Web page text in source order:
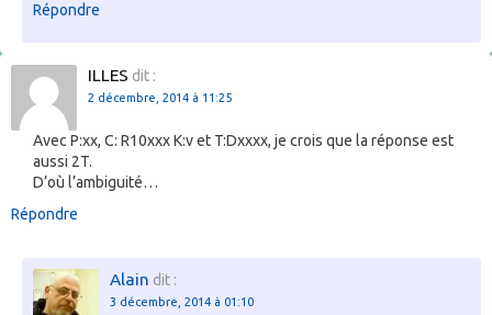
Répondre
ILLES dit :
2 décembre, 2014 à 11:25
Avec P:xx, C: R10xxx K:v et T:Dxxxx, je crois que la réponse est
aussi 2T.
D’où l’ambiguité…
Répondre
Alain dit :
3 décembre, 2014 à 01:10